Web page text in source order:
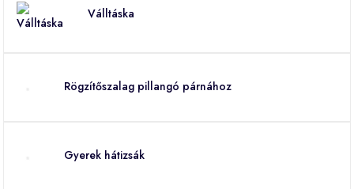
Válltáska
Rögzítőszalag pillangó párnához
Gyerek hátizsák